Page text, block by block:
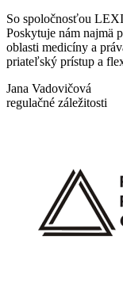
So spoločnosťou
Poskytuje nám najmä
oblasti medicíny a
priateľský prístup a
Jana Vadovičová
regulačné záležitosti